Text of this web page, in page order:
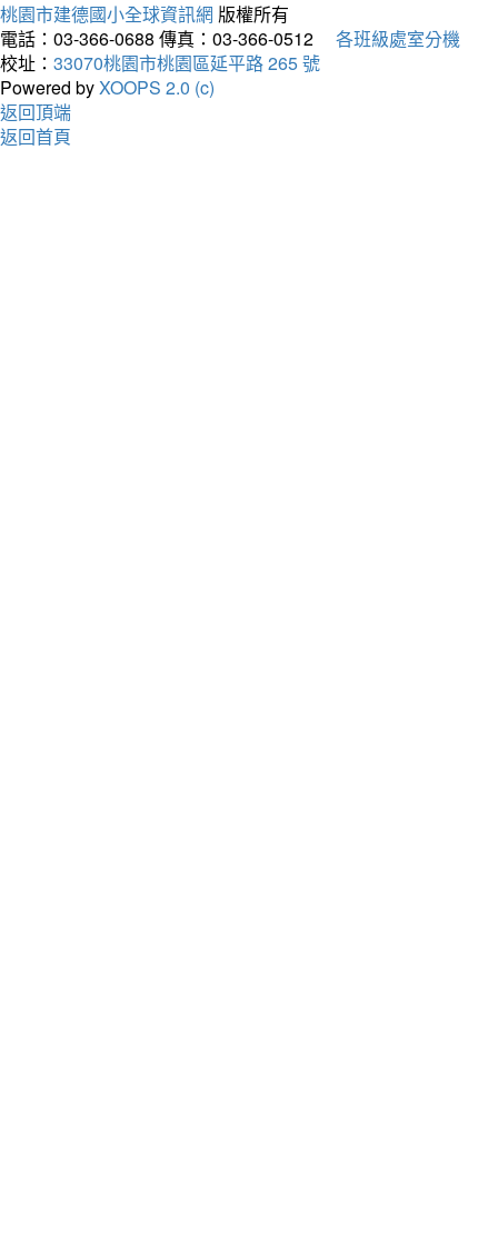
桃園市建德國小全球資訊網 版權所有
電話：03-366-0688 傳真：03-366-0512
各班級處室分機
校址： 33070桃園市桃園區延平路 265 號
Powered byXOOPS 2.0 (c)
返回頂端
返回首頁